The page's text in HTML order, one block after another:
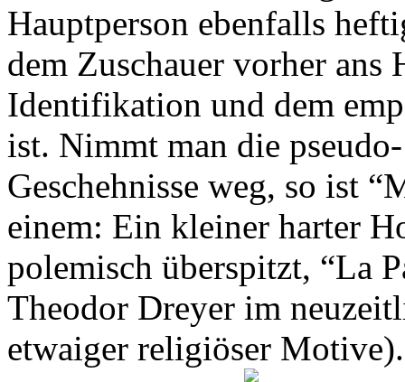
Hauptperson ebenfalls
dem Zuschauer vorher ans
Identifikation und dem
ist. Nimmt man die
Geschehnisse weg, so ist
einem: Ein kleiner harter
polemisch überspitzt, “La
Theodor Dreyer im
etwaiger religiöser